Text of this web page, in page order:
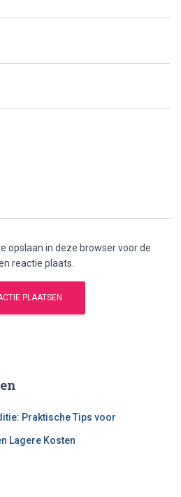
opslaan in deze browser voor de
reactie plaats.
Praktische Tips voor
Lagere Kosten